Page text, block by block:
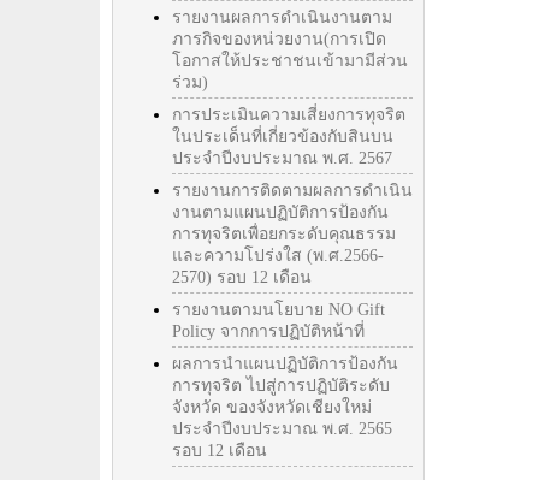
รายงานผลการดำเนินงานตาม
ภารกิจของหน่วยงาน(การเปิด
โอกาสให้ประชาชนเข้ามามีส่วน
ร่วม)
การประเมินความเสี่ยงการทุจริต
ในประเด็นที่เกี่ยวข้องกับสินบน
ประจำปีงบประมาณ พ.ศ. 2567
รายงานการติดตามผลการดำเนิน
งานตามแผนปฏิบัติการป้องกัน
การทุจริตเพื่อยกระดับคุณธรรม
และความโปร่งใส (พ.ศ.2566-
2570) รอบ 12 เดือน
รายงานตามนโยบาย NO Gift
Policy จากการปฏิบัติหน้าที่
ผลการนำแผนปฏิบัติการป้องกัน
การทุจริต ไปสู่การปฏิบัติระดับ
จังหวัด ของจังหวัดเชียงใหม่
ประจำปีงบประมาณ พ.ศ. 2565
รอบ 12 เดือน